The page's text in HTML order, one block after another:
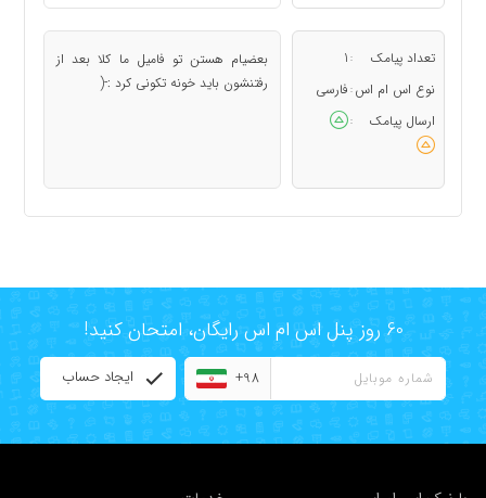
تعداد پیامک :
1
نوع اس ام اس : فارسی
ارسال پیامک
:
بعضیام هستن تو فامیل ما کلا بعد از
رفتنشون باید خونه تکونی کرد :-(
60 روز پنل اس ام اس رایگان، امتحان کنید!
+98 ایجاد حساب